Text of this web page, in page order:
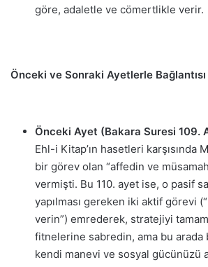
göre, adaletle ve cömertlikle verir.
Önceki ve Sonraki Ayetlerle Bağlantısı
Önceki Ayet (Bakara Suresi 109.
Ehl-i Kitap’ın hasetleri karşısında
bir görev olan “affedin ve
vermişti. Bu 110. ayet ise, o pasif
yapılması gereken iki aktif görevi
verin”) emrederek, stratejiyi
fitnelerine sabredin, ama bu arada
kendi manevi ve sosyal gücünüzü